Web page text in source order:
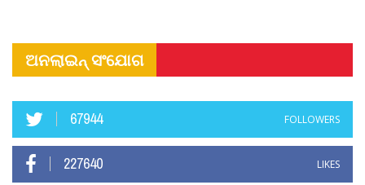
ଅନଲାଇନ୍ ସଂଯୋଗ
67944 FOLLOWERS
227640 LIKES